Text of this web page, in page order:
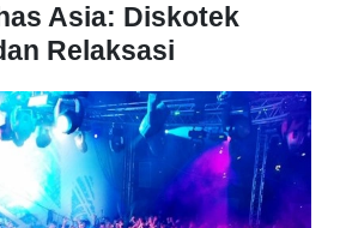
Asia: Diskotek
Relaksasi